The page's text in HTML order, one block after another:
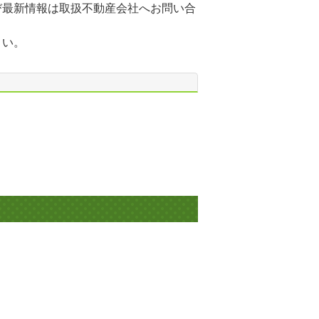
新情報は取扱不動産会社へお問い合
。